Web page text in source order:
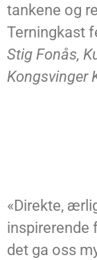
tankene og
Terningkast
Stig Fonås,
Kongsvinger
«Direkte,
inspirerende
det ga oss